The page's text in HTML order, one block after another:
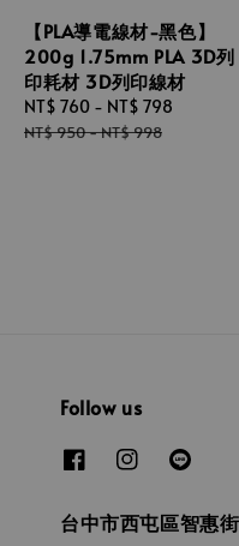
【PLA導電線材-黑色】
200g 1.75mm PLA 3D列
印耗材 3D列印線材
Sale
price
NT$ 760 - NT$ 798
NT$ 950-NT$ 998
Follow us
台中市西屯區智惠